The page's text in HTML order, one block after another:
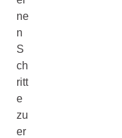
ne
n
S
ch
ritt
e
zu
er